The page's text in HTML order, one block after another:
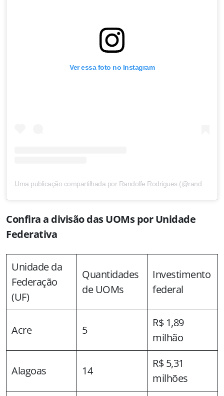
Ver essa foto no Instagram
Confira a divisão das UOMs por Unidade
Federativa
Unidade da
Federação
(UF)
Quantidades
de UOMs
Investimento
federal
Acre 5
R$ 1,89
milhão
Alagoas 14
R$ 5,31
milhões